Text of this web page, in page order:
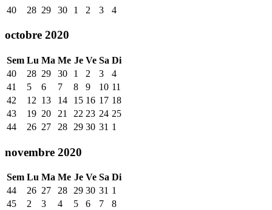
40
28 29 30 1 2 3 4
octobre 2020
Sem Lu Ma Me Je Ve Sa Di
40
28 29 30 1 2 3
4
41
5 6 7 8 9 10 11
42
12 13 14 15 16 17 18
43
19 20 21 22 23 24 25
44
26 27 28 29 30 31 1
novembre 2020
Sem Lu Ma Me Je Ve Sa Di
44
26 27 28 29 30 31 1
45
2 3 4 5 6 7
8